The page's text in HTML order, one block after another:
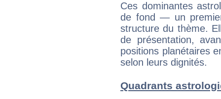
Ces dominantes
de fond — un
structure du thème.
de présentation,
positions planétaires
selon leurs dignités.
Quadrants